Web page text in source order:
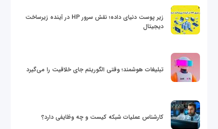
زیر پوست دنیای داده؛ نقش سرور HP در آینده زیرساخت
دیجیتال
تبلیغات هوشمند؛ وقتی الگوریتم جای خلاقیت را می‌گیرد
کارشناس عملیات شبکه کیست و چه وظایفی دارد؟